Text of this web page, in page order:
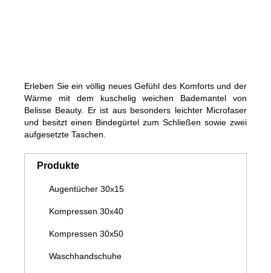
Erleben Sie ein völlig neues Gefühl des Komforts und der
Wärme mit dem kuschelig weichen Bademantel von
Belisse Beauty. Er ist aus besonders leichter Microfaser
und besitzt einen Bindegürtel zum Schließen sowie zwei
aufgesetzte Taschen.
Produkte
Augentücher 30x15
Kompressen 30x40
Kompressen 30x50
Waschhandschuhe